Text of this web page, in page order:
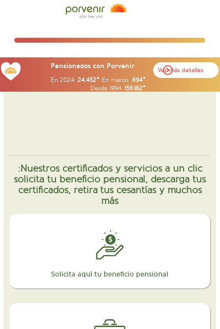
Pensionados con Porvenir
En marzo:894
En 2024:24.452
Desde 1994:156.182
Ver más detalles
Nuestros certificados y servicios a un clic:
solicita tu beneficio pensional, descarga tus
certificados, retira tus cesantías y muchos
más
Solicita aquí tu beneficio pensional